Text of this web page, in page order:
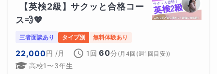
【英検2級】サクッと合格コー
ス💨💖
三者面談あり タイプ別 無料体験あり
22,000円 /月 1回 60分 ( 月4回(週1回目安))
高校1〜3年生